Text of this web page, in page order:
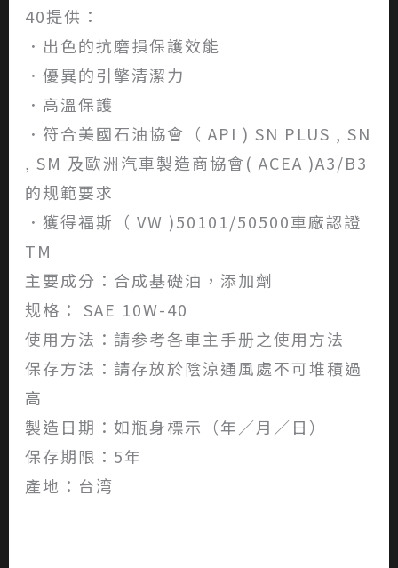
40提供：
．出色的抗磨損保護效能
．優異的引擎清潔力
．高溫保護
．符合美國石油協會（ API ) SN PLUS , SN
, SM 及歐洲汽車製造商協會( ACEA )A3/B3
的规範要求
．獲得福斯（ VW )50101/50500車廠認證
TM
主要成分：合成基礎油，添加劑
规格： SAE 10W-40
使用方法：請参考各車主手册之使用方法
保存方法：請存放於陰涼通風處不可堆積過
高
製造日期：如瓶身標示（年／月／日）
保存期限：5年
產地：台湾